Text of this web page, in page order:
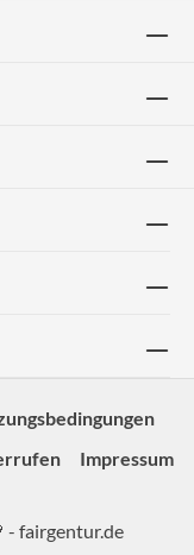
Impressum
- fairgentur.de